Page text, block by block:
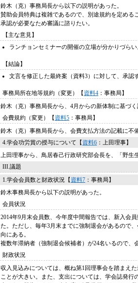
鈴木（克）事務局長から以下の説明があった。
賛助会員特典は複雑であるので、別途規約を定め
承認が必要なため審議に諮りたい。
【主な意見】
ランチョンセミナーの開催の立場が分かりづら
【結論】
文言を修正した最終案（資料3）に対して、承認
事務局所在地等規約（変更）【 資料4 ：事務局】
鈴木（克）事務局長から、4月からの新体制に基づ
会費規約（変更）【 資料5 ：事務局】
鈴木（克）事務局長から、会費支払方法の記載に不
4.学会功労賞の授与について【 資料6 ：上田理事】
上田理事から、鳥居春己行政研究部会長を、「野生
III.議題
1.学会会員数と財政状況【 資料7 ：事務局】
鈴木事務局長から以下の説明があった。
会員状況
2014年9月末会員数、今年度中間報告では、新入会
た。ただし、毎年3月末までに強制退会があるので
向にある。
複数年滞納者（強制退会候補者）が24名いるので、
財政状況
収入見込みについては、概ね第1回理事会を踏まえ
ことが大きい。また、支出については、学会誌発